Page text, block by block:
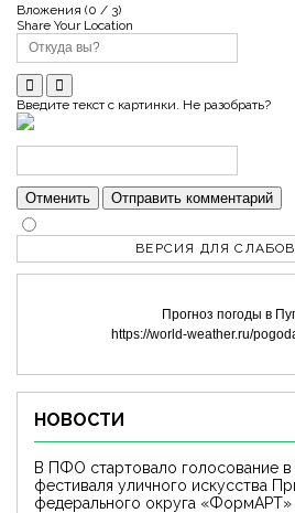
ВЕРСИЯ ДЛЯ
Прогноз погоды в
https://world-weather.ru/
НОВОСТИ
В ПФО стартовало голосование в
фестиваля уличного искусства
федерального округа «ФормАРТ»
Вложения (0 / 3)
Share Your Location
Введите текст с картинки. Не разобрать?
Отменить Отправить комментарий